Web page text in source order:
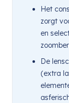
Het
zorgt
en
De
(extra